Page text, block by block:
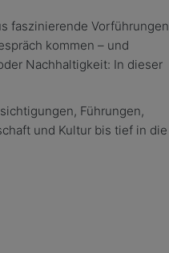
faszinierende Vorführungen
kommen – und
Nachhaltigkeit: In dieser
Führungen,
und Kultur bis tief in die